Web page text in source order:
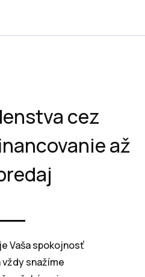
cez
až
Vaša spokojnosť
vždy snažíme